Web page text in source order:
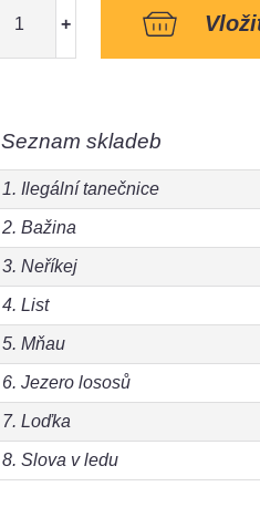
+
Seznam skladeb
1. Ilegální tanečnice
2. Bažina
3. Neříkej
4. List
5. Mňau
6. Jezero lososů
7. Loďka
8. Slova v ledu